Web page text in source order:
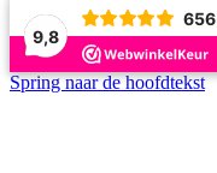
9,8
656
Spring naar de hoofdtekst